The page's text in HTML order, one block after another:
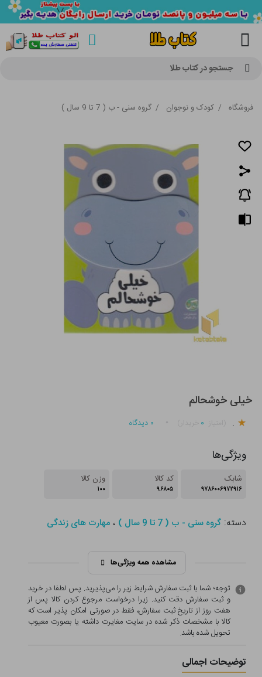
جستجو در کتاب طلا
فروشگاه / کودک و نوجوان / گروه سنی - ب ( 7 تا 9 سال )
خیلی خوشحالم
. ۰ ۰ دیدگاه
ویژگی‌ها
شابک
۹۷۸۶۰۰۶۹۷۲۹۱۶
کد کالا
۹۶۸۰۵
وزن کالا
۱۰۰
دسته:گروه سنی - ب ( 7 تا 9 سال ) ،مهارت های زندگی
مشاهده همه ویژگی‌ها
توجه؛ شما با ثبت سفارش شرایط زیر را می‌پذیرید. پس لطفا در خرید
و ثبت سفارش دقت کنید. زیرا درخواست مرجوع کردن کالا پس از
هفت روز از تاریخ ثبت سفارش، فقط در صورتی امکان پذیر است که
کالا با مشخصات ذکر شده در سایت مغایرت داشته یا بصورت معيوب
تحویل شده باشد.
توضیحات اجمالی